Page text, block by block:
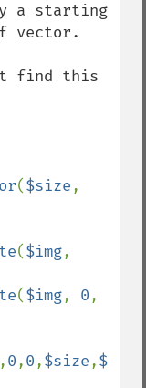
a starting
vector.
find this
($size
($img
($img, 0
,0,0,$size,$size